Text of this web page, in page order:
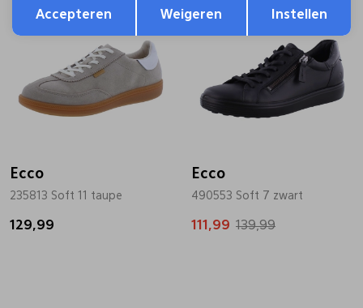
Ecco
235813 Soft 11 taupe
129,99
Ecco
490553 Soft 7 zwart
111,99 139,99
Accepteren
Weigeren Instellen